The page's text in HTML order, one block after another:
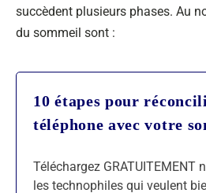
succèdent plusieurs phases. Au
du sommeil sont :
10 étapes pour
téléphone avec votre
Téléchargez GRATUITEMENT
les technophiles qui veulent